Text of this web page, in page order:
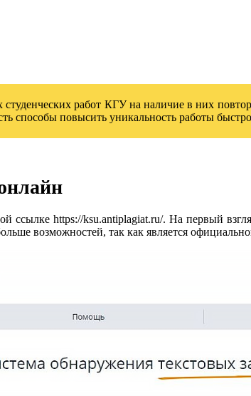
работ КГУ на наличие в них
способы повысить уникальность работы
https://ksu.antiplagiat.ru/. На первый
возможностей, так как является